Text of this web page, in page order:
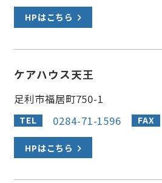
HPはこちら
ケアハウス天王
足利市福居町750-1
TEL 0284-71-1596 FAX
HPはこちら